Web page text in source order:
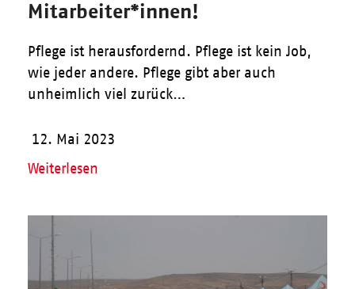
Mitarbeiter*innen!
Pflege ist herausfordernd. Pflege ist kein Job,
wie jeder andere. Pflege gibt aber auch
unheimlich viel zurück…
12. Mai 2023
Weiterlesen